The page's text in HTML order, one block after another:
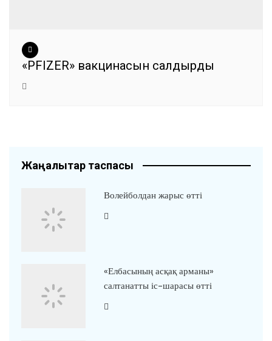
«PFIZER» вакцинасын салдырды
Жаңалықтар таспасы
Волейболдан жарыс өтті
«Елбасының асқақ арманы»
салтанатты іс-шарасы өтті